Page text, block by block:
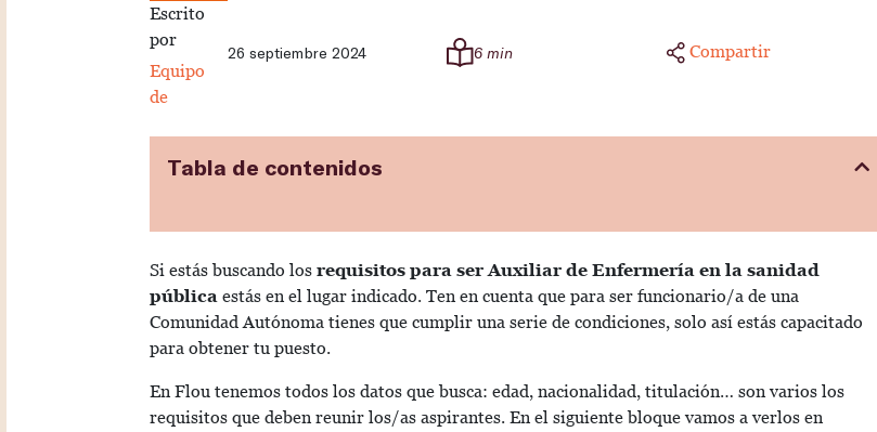
Escrito
por
Equipo
de
26 septiembre 2024 6 min Compartir
Tabla de contenidos
Si estás buscando los requisitos para ser Auxiliar de Enfermería en la sanidad
pública estás en el lugar indicado. Ten en cuenta que para ser funcionario/a de una
Comunidad Autónoma tienes que cumplir una serie de condiciones, solo así estás capacitado
para obtener tu puesto.
En Flou tenemos todos los datos que busca: edad, nacionalidad, titulación… son varios los
requisitos que deben reunir los/as aspirantes. En el siguiente bloque vamos a verlos en